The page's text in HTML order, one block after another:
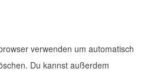
verwenden um automatisch
Du kannst außerdem